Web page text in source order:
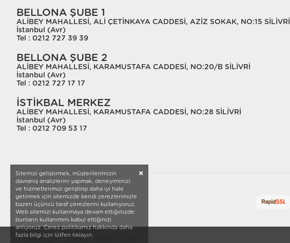
BELLONA ŞUBE 1
ALİBEY MAHALLESİ, ALİ ÇETİNKAYA CADDESİ, AZİZ SOKAK, NO:15 SİLİVRİ
İstanbul (Avr)
Tel : 0212 727 39 39
BELLONA ŞUBE 2
ALİBEY MAHALLESİ, KARAMUSTAFA CADDESİ, NO:20/B SİLİVRİ
İstanbul (Avr)
Tel : 0212 727 17 17
İSTİKBAL MERKEZ
ALİBEY MAHALLESİ, KARAMUSTAFA CADDESİ, NO:28 SİLİVRİ
İstanbul (Avr)
Tel : 0212 709 53 17
Copyright © 2021 - Başak Ticaret
Sitemizi geliştirmek, müşterilerimizin
davranış analizlerini yapmak, deneyiminizi
ve hizmetlerimizi geliştirip daha iyi hale
getirmek için sitemizde kendi çerezlerimizle
bazen üçüncü taraf çerezlerini kullanıyoruz.
Web sitemizi kullanmaya devam ettiğinizde
bunların kullanımını kabul ettiğinizi
anlıyoruz. Çerez politikamız hakkında daha
fazla bilgi için lütfen tıklayın.